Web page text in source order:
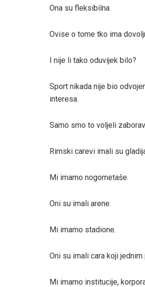
Ona su fleksibilna.
Ovise o tome tko ima
I nije li tako oduvijek bilo?
Sport nikada nije bio
interesa.
Samo smo to voljeli
Rimski carevi imali su
Mi imamo nogometaše.
Oni su imali arene.
Mi imamo stadione.
Oni su imali cara koji
Mi imamo institucije,